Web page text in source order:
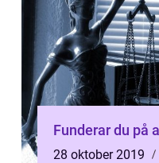
Funderar du på
28 oktober 2019